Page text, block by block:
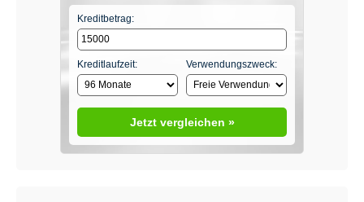
Kreditbetrag:
Kreditlaufzeit: Verwendungszweck:
Jetzt vergleichen »